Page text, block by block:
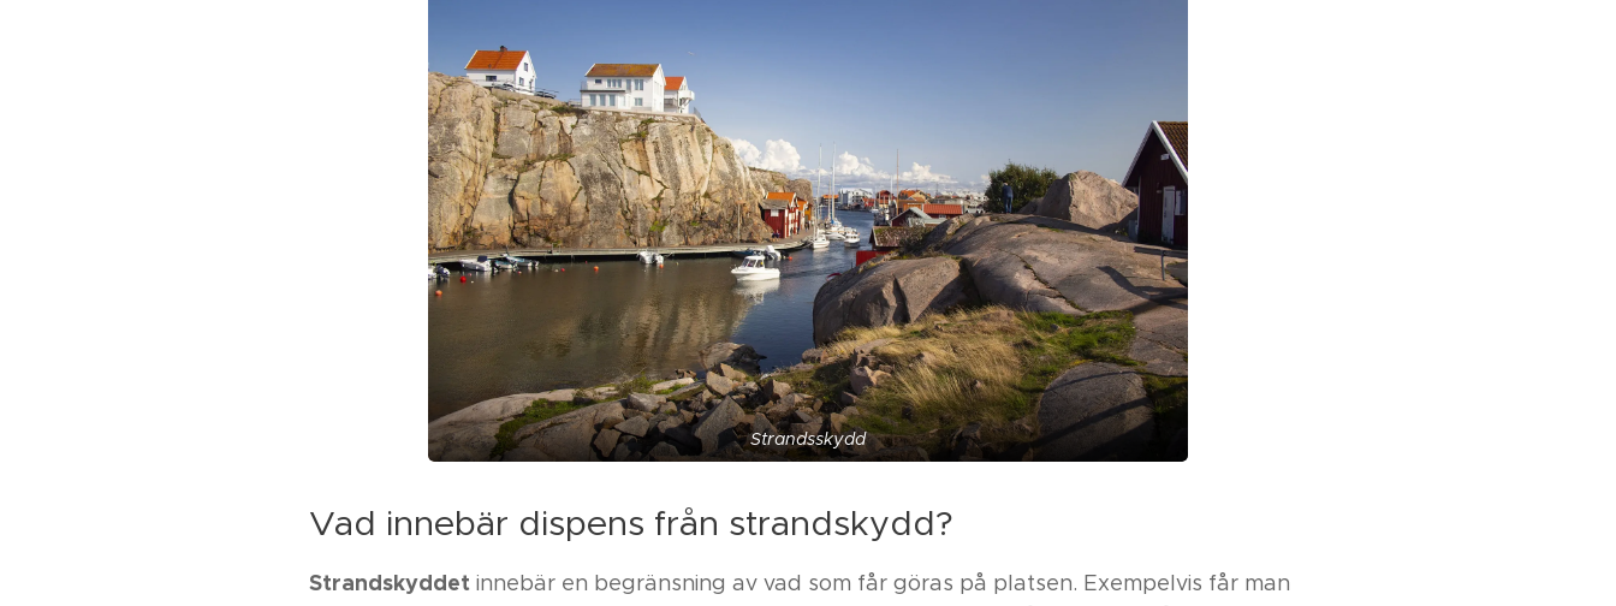
Strandsskydd
Vad innebär dispens från strandskydd?
Strandskyddet innebär en begränsning av vad som får göras på platsen. Exempelvis får man